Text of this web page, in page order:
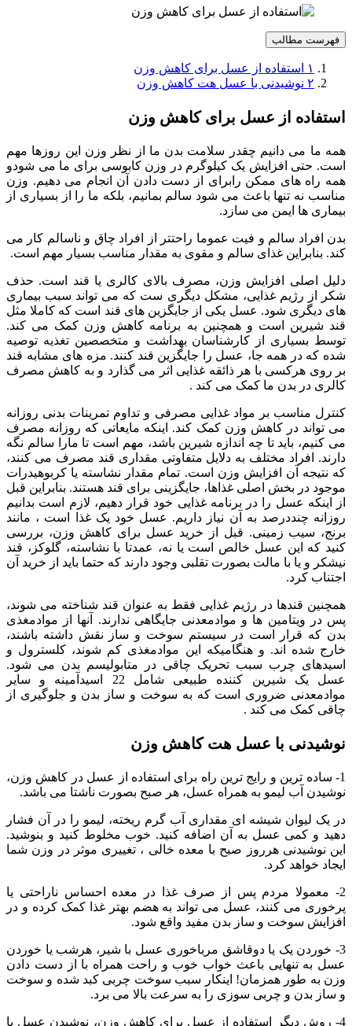
فهرست مطالب
۱
استفاده از عسل برای کاهش وزن
۲ نوشیدنی با عسل هت کاهش وزن
استفاده از عسل برای کاهش وزن
همه ما می دانیم چقدر سلامت بدن ما از نظر وزن این روزها مهم
است. حتی افزایش یک کیلوگرم در وزن کابوسی برای ما می شودو
همه راه های ممکن رابرای از دست دادن آن انجام می دهیم. وزن
مناسب نه تنها باعث می شود سالم بمانیم، بلکه ما را از بسیاری از
بیماری ها ایمن می سازد.
بدن افراد سالم و فیت عموما راحتتر از افراد چاق و ناسالم کار می
کند. بنابراین غذای سالم و مقوی به مقدار مناسب بسیار مهم است.
دلیل اصلی افزایش وزن، مصرف بالای کالری یا قند است. حذف
شکر از رژیم غذایی، مشکل دیگری ست که می تواند سبب بیماری
های دیگری شود. عسل یکی از جایگزین های قند است که کاملا مثل
قند شیرین است و همچنین به برنامه کاهش وزن کمک می کند.
توسط بسیاری از کارشناسان بهداشت و متخصصین تغذیه توصیه
شده که در همه جا، عسل را جایگزین قند کنند. مزه های مشابه قند
بر روی هرکسی با هر ذائقه غذایی اثر می گذارد و به کاهش مصرف
کالری در بدن ما کمک می کند .
کنترل مناسب بر مواد غذایی مصرفی و تداوم تمرینات بدنی روزانه
می تواند در کاهش وزن کمک کند. اینکه مایعاتی که روزانه مصرف
می کنیم، باید تا چه اندازه شیرین باشد، مهم است تا مارا سالم نگه
دارند. افراد مختلف به دلایل متفاوتی مقداری قند مصرف می کنند،
که نتیجه آن افزایش وزن است. تمام مقدار نشاسته یا کربوهیدرات
موجود در بخش اصلی غذاها، جایگزینی برای قند هستند. بنابراین قبل
از اینکه عسل را در برنامه غذایی خود قرار دهیم، لازم است بدانیم
روزانه چنددرصد به آن نیاز داریم. عسل خود یک غذا است ، مانند
برنج، سیب زمینی. قبل از خرید عسل برای کاهش وزن، بررسی
کنید که این عسل خالص است یا نه، عمدتا با نشاسته، گلوکز، قند
نیشکر و یا با مالت بصورت تقلبی وجود دارند که حتما باید از خرید آن
اجتناب کرد.
همچنین قندها در رژیم غذایی فقط به عنوان قند شناخته می شوند،
پس در ویتامین ها و موادمعدنی جایگاهی ندارند. آنها از موادمغذی
بدن که قرار است در سیستم سوخت و ساز نقش داشته باشند،
خارج شده اند. و هنگامیکه این موادمغذی کم شوند، کلسترول و
اسیدهای چرب سبب تحریک چاقی در متابولیسم بدن می شود.
عسل یک شیرین کننده طبیعی شامل 22 اسیدآمینه و سایر
موادمعدنی ضروری است که به سوخت و ساز بدن و جلوگیری از
چاقی کمک می کند .
نوشیدنی با عسل هت کاهش وزن
1- ساده ترین و رایج ترین راه برای استفاده از عسل در کاهش وزن،
نوشیدن آب لیمو به همراه عسل، هر صبح بصورت ناشتا می باشد.
در یک لیوان شیشه ای مقداری آب گرم ریخته، لیمو را در آن فشار
دهید و کمی عسل به آن اضافه کنید. خوب مخلوط کنید و بنوشید.
این نوشیدنی هرروز صبح با معده خالی ، تغییری موثر در وزن شما
ایجاد خواهد کرد.
2- معمولا مردم پس از صرف غذا در معده احساس ناراحتی یا
پرخوری می کنند، عسل می تواند به هضم بهتر غذا کمک کرده و در
افزایش سوخت و ساز بدن مفید واقع شود.
3- خوردن یک یا دوقاشق مرباخوری عسل با شیر، هرشب یا خوردن
عسل به تنهایی باعث خواب خوب و راحت همراه با از دست دادن
وزن به طور همزمان! اینکار سبب سوخت چربی کبد شده و سوخت
و ساز بدن و چربی سوزی را به سرعت بالا می برد.
4- روش دیگر استفاده از عسل برای کاهش وزن، نوشیدن عسل با